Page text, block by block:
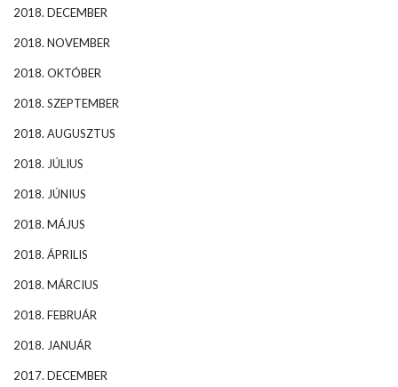
2018. DECEMBER
2018. NOVEMBER
2018. OKTÓBER
2018. SZEPTEMBER
2018. AUGUSZTUS
2018. JÚLIUS
2018. JÚNIUS
2018. MÁJUS
2018. ÁPRILIS
2018. MÁRCIUS
2018. FEBRUÁR
2018. JANUÁR
2017. DECEMBER